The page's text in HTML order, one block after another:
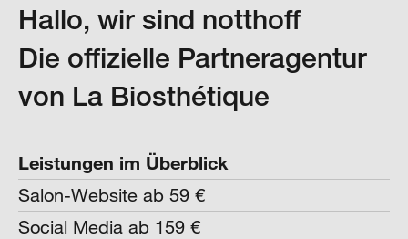
Hallo, wir sind notthoff
Die offizielle Partneragentur
von La Biosthétique
Leistungen im Überblick
Salon-Website ab 59 €
Social Media ab 159 €